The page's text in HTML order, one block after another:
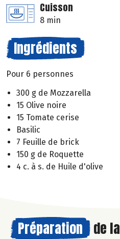
Cuisson
8 min
Ingrédients
Pour 6 personnes
300 g de Mozzarella
15 Olive noire
15 Tomate cerise
Basilic
7 Feuille de brick
150 g de Roquette
4 c. à s. de Huile d'olive
Préparation de la